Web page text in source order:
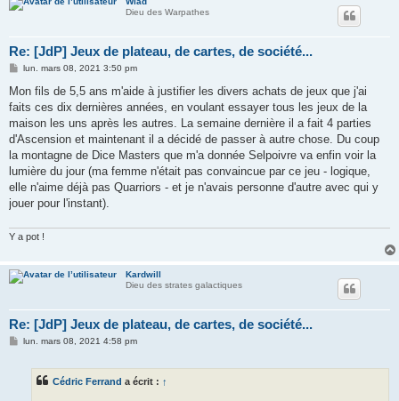
Dieu des Warpathes
Re: [JdP] Jeux de plateau, de cartes, de société...
M
s
a
g
lun. mars 08, 2021 3:50 pm
Mon fils de 5,5 ans m'aide à justifier les divers achats de jeux que j'ai
faits ces dix dernières années, en voulant essayer tous les jeux de la
maison les uns après les autres. La semaine dernière il a fait 4 parties
d'Ascension et maintenant il a décidé de passer à autre chose. Du coup
la montagne de Dice Masters que m'a donnée Selpoivre va enfin voir la
lumière du jour (ma femme n'était pas convaincue par ce jeu - logique,
elle n'aime déjà pas Quarriors - et je n'avais personne d'autre avec qui y
jouer pour l'instant).
Y a pot !
Kardwill
Dieu des strates galactiques
Re: [JdP] Jeux de plateau, de cartes, de société...
Mlun. mars 08, 2021 4:58 pm
Cédric Ferrand a écrit : ↑